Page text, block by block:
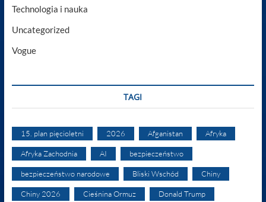
Technologia i nauka
Uncategorized
Vogue
TAGI
15. plan pięcioletni 2026 Afganistan Afryka
Afryka Zachodnia AI bezpieczeństwo
bezpieczeństwo narodowe Bliski Wschód Chiny
Chiny 2026 Cieśnina Ormuz Donald Trump